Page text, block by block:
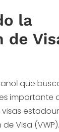
la
de
que
importante
Visa